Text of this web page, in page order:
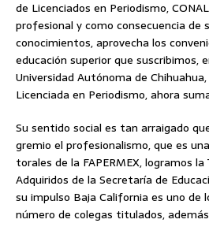
de Licenciados en Periodismo,
profesional y como consecuencia de
conocimientos, aprovecha los
educación superior que suscribimos,
Universidad Autónoma de
Licenciada en Periodismo, ahora
Su sentido social es tan arraigado
gremio el profesionalismo, que es
torales de la FAPERMEX, logramos
Adquiridos de la Secretaría de
su impulso Baja California es uno de
número de colegas titulados,